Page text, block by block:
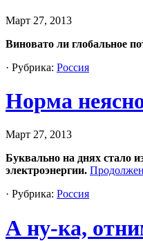
Март 27, 2013
Виновато ли глобальное
· Рубрика: Россия
Норма
Март 27, 2013
Буквально на днях стало
электроэнергии.
· Рубрика: Россия
А ну-ка,